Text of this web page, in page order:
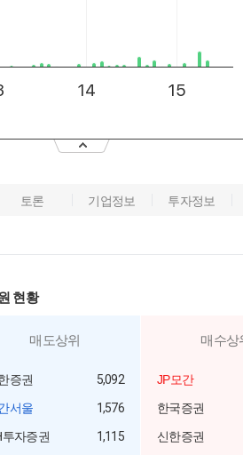
토론 기업정보 투자정보
현황
매도상위
증권
5,092
서울
1,576
투자증권
1,115
매수상
JP모간
한국증권
신한증권